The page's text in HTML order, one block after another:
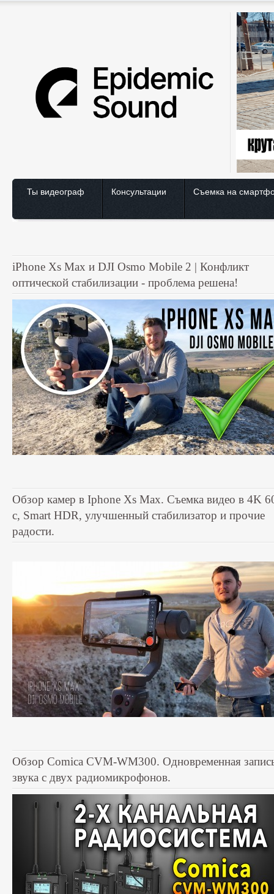
Ты видеограф Консультации Съемка на
iPhone Xs Max и DJI Osmo Mobile 2 | Конфликт
оптической стабилизации - проблема решена!
Обзор камер в Iphone Xs Max. Съемка видео в 4K
с, Smart HDR, улучшенный стабилизатор и прочие
радости.
Обзор Comica CVM-WM300. Одновременная
звука с двух радиомикрофонов.